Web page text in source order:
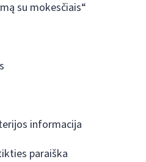
su mokesčiais“
informacija
paraiška